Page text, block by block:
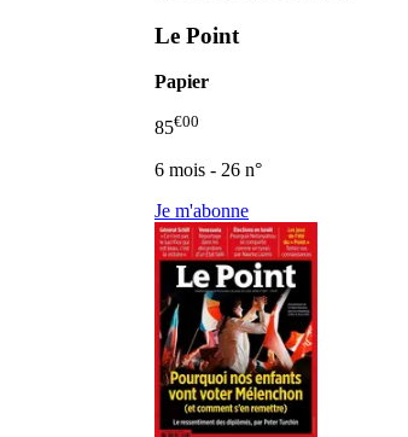
Le Point
Papier
85€00
6 mois - 26 n°
Je m'abonne